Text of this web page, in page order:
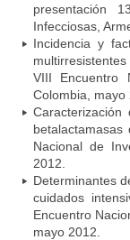
presentación
Infecciosas,
Incidencia y
VIII Encuentro
Colombia, mayo
Nacional de
2012.
Determinantes
cuidados
Encuentro
mayo 2012.